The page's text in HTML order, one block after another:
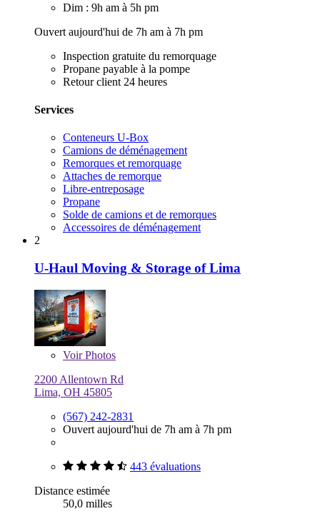
Dim : 9h am à 5h pm
Ouvert aujourd'hui de 7h am à 7h pm
Inspection gratuite du remorquage
Propane payable à la pompe
Retour client 24 heures
Services
Conteneurs U-Box
Camions de déménagement
Remorques et remorquage
Attaches de remorque
Libre-entreposage
Propane
Solde de camions et de remorques
Accessoires de déménagement
2
U-Haul Moving & Storage of Lima
VoirPhotos
2200 Allentown Rd
Lima, OH 45805
(567) 242-2831
Ouvert aujourd'hui de 7h am à 7h pm
443 évaluations
Distance estimée
50,0 milles